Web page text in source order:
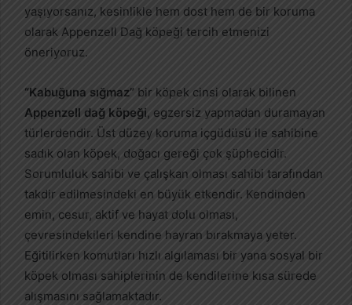
yaşıyorsanız, kesinlikle hem dost hem de bir koruma
olarak Appenzell Dağ köpeği tercih etmenizi
öneriyoruz.
“Kabuğuna sığmaz” bir köpek cinsi olarak bilinen
Appenzell dağ köpeği, egzersiz yapmadan duramayan
türlerdendir. Üst düzey koruma içgüdüsü ile sahibine
sadık olan köpek, doğacı gereği çok şüphecidir.
Sorumluluk sahibi ve çalışkan olması sahibi tarafından
takdir edilmesindeki en büyük etkendir. Kendinden
emin, cesur, aktif ve hayat dolu olması,
çevresindekileri kendine hayran bırakmaya yeter.
Eğitilirken komutları hızlı algılaması bir yana sosyal bir
köpek olması sahiplerinin de kendilerine kısa sürede
alışmasını sağlamaktadır.